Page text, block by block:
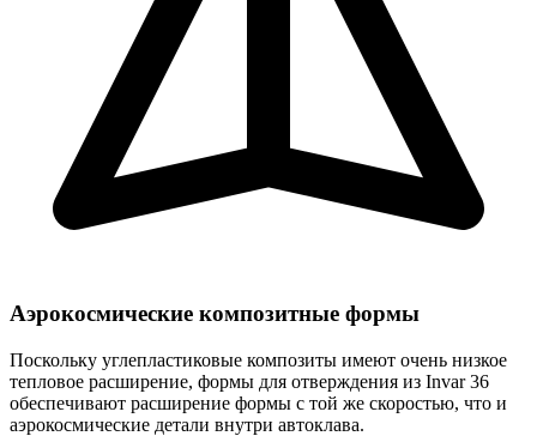
Аэрокосмические композитные формы
Поскольку углепластиковые композиты имеют очень низкое
тепловое расширение, формы для отверждения из Invar 36
обеспечивают расширение формы с той же скоростью, что и
аэрокосмические детали внутри автоклава.